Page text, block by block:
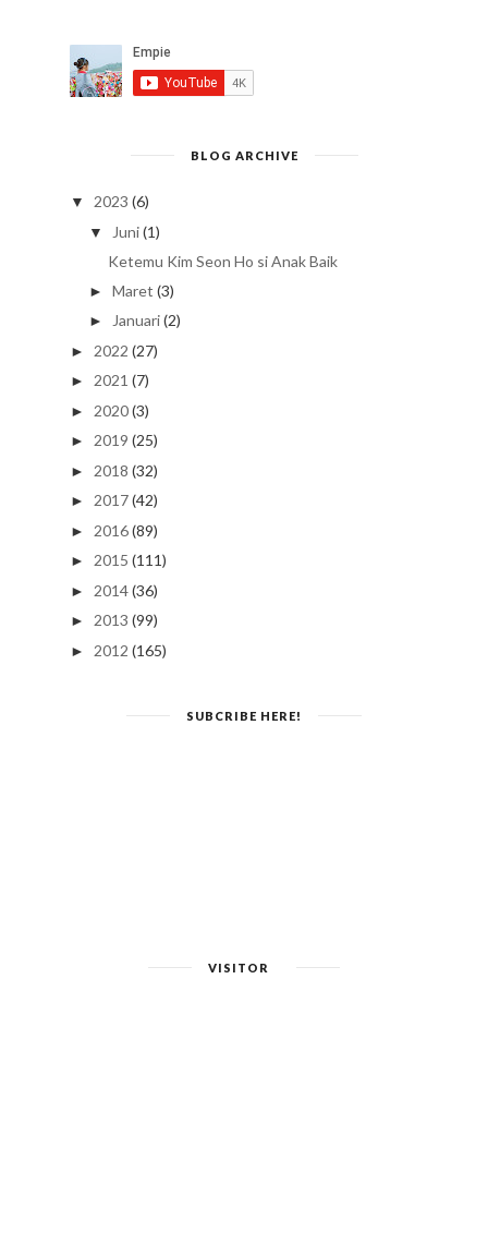
BLOG ARCHIVE
▼ 2023 (6)
▼ Juni(1)
Ketemu Kim Seon Ho si Anak Baik
► Maret (3)
► Januari(2)
► 2022 (27)
► 2021 (7)
► 2020(3)
► 2019 (25)
► 2018 (32)
► 2017(42)
► 2016(89)
► 2015 (111)
► 2014(36)
► 2013 (99)
► 2012 (165)
SUBCRIBE HERE!
VISITOR